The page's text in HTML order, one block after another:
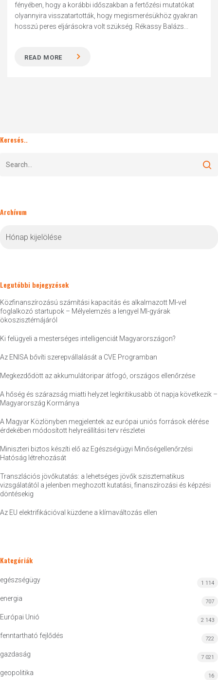
fényében, hogy a korábbi időszakban a fertőzési mutatókat
olyannyira visszatartották, hogy megismerésükhöz gyakran
hosszú peres eljárásokra volt szükség. Rékassy Balázs...
READ MORE
Keresés..
Archívum
Legutóbbi bejegyzések
Közfinanszírozású számítási kapacitás és alkalmazott MI-vel
foglalkozó startupok – Mélyelemzés a lengyel MI-gyárak
ökoszisztémájáról
Ki felügyeli a mesterséges intelligenciát Magyarországon?
Az ENISA bővíti szerepvállalását a CVE Programban
Megkezdődött az akkumulátoripar átfogó, országos ellenőrzése
A hőség és szárazság miatti helyzet legkritikusabb öt napja következik –
Magyarország Kormánya
A Magyar Közlönyben megjelentek az európai uniós források elérése
érdekében módosított helyreállítási terv részletei
Miniszteri biztos készíti elő az Egészségügyi Minőségellenőrzési
Hatóság létrehozását
Transzlációs jövőkutatás: a lehetséges jövők szisztematikus
vizsgálatától a jelenben meghozott kutatási, finanszírozási és képzési
döntésekig
Az EU elektrifikációval küzdene a klímaváltozás ellen
Kategóriák
egészségügy 1 114
energia 707
Európai Unió 2 143
fenntartható fejlődés 722
gazdaság 7 021
geopolitika 16